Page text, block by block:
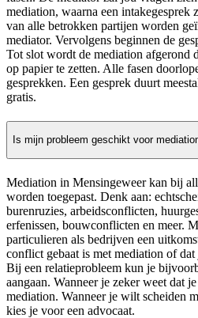
mediation, waarna een intakegesprek
van alle betrokken partijen worden
mediator. Vervolgens beginnen de
Tot slot wordt de mediation afgerond
op papier te zetten. Alle fasen
gesprekken. Een gesprek duurt
gratis.
Is mijn probleem geschikt voor
Mediation in Mensingeweer kan bij
worden toegepast. Denk aan:
burenruzies, arbeidsconflicten,
erfenissen, bouwconflicten en meer.
particulieren als bedrijven een
conflict gebaat is met mediation of dat
Bij een relatieprobleem kun je
aangaan. Wanneer je zeker weet dat
mediation. Wanneer je wilt scheiden
kies je voor een advocaat.